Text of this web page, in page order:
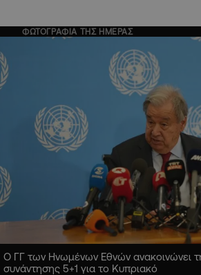
ΦΩΤΟΓΡΑΦΙΑ ΤΗΣ ΗΜΕΡΑΣ
Ο ΓΓ των Ηνωμένων Εθνών ανακοινώνει
συνάντησης 5+1 για το Κυπριακό